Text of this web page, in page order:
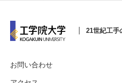
21世紀工手
お問い合わせ